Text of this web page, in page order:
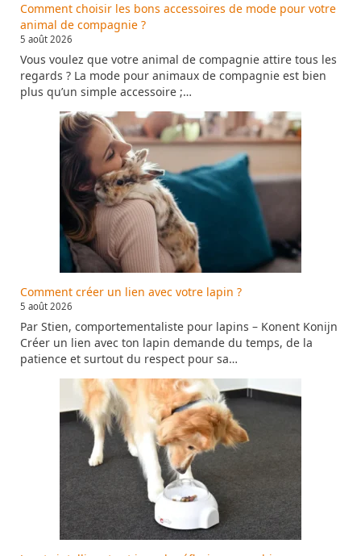
Comment choisir les bons accessoires de mode pour votre
animal de compagnie ?
5 août 2026
Vous voulez que votre animal de compagnie attire tous les
regards ? La mode pour animaux de compagnie est bien
plus qu’un simple accessoire ;…
Comment créer un lien avec votre lapin ?
5 août 2026
Par Stien, comportementaliste pour lapins – Konent Konijn
Créer un lien avec ton lapin demande du temps, de la
patience et surtout du respect pour sa…